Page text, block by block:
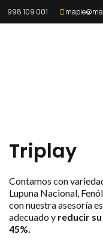
998 109 001
Triplay
Contamos con
Lupuna Nacional,
con nuestra asesoría
adecuado y reducir
45%.